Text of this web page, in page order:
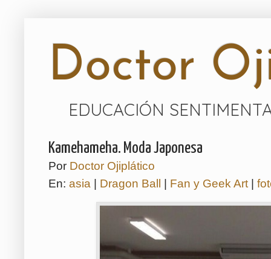
Doctor
EDUCACIÓN
Kamehameha. Moda Japonesa
Por Doctor Ojiplático
En: asia Dragon Ball Fan y Geek Art